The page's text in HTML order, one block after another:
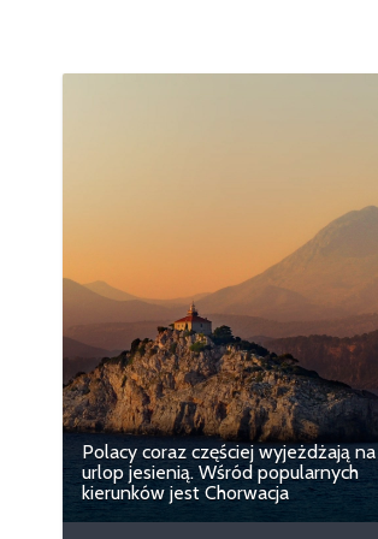
Polacy coraz częściej wyjeżdżają na
urlop jesienią. Wśród popularnych
kierunków jest Chorwacja